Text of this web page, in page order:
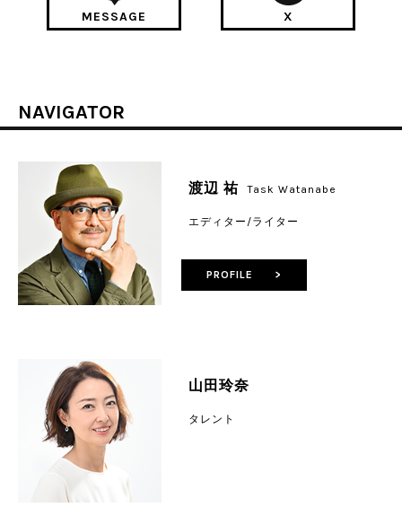
MESSAGE X
NAVIGATOR
渡辺 祐 Task Watanabe
エディター/ライター
山田玲奈
タレント
PROFILE >